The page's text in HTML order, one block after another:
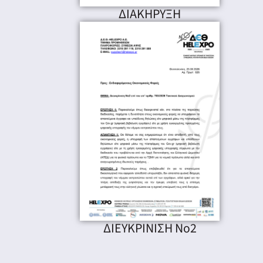
ΔΙΑΚΗΡΥΞΗ
ΔΙΕΥΚΡΙΝΙΣΗ Νο2